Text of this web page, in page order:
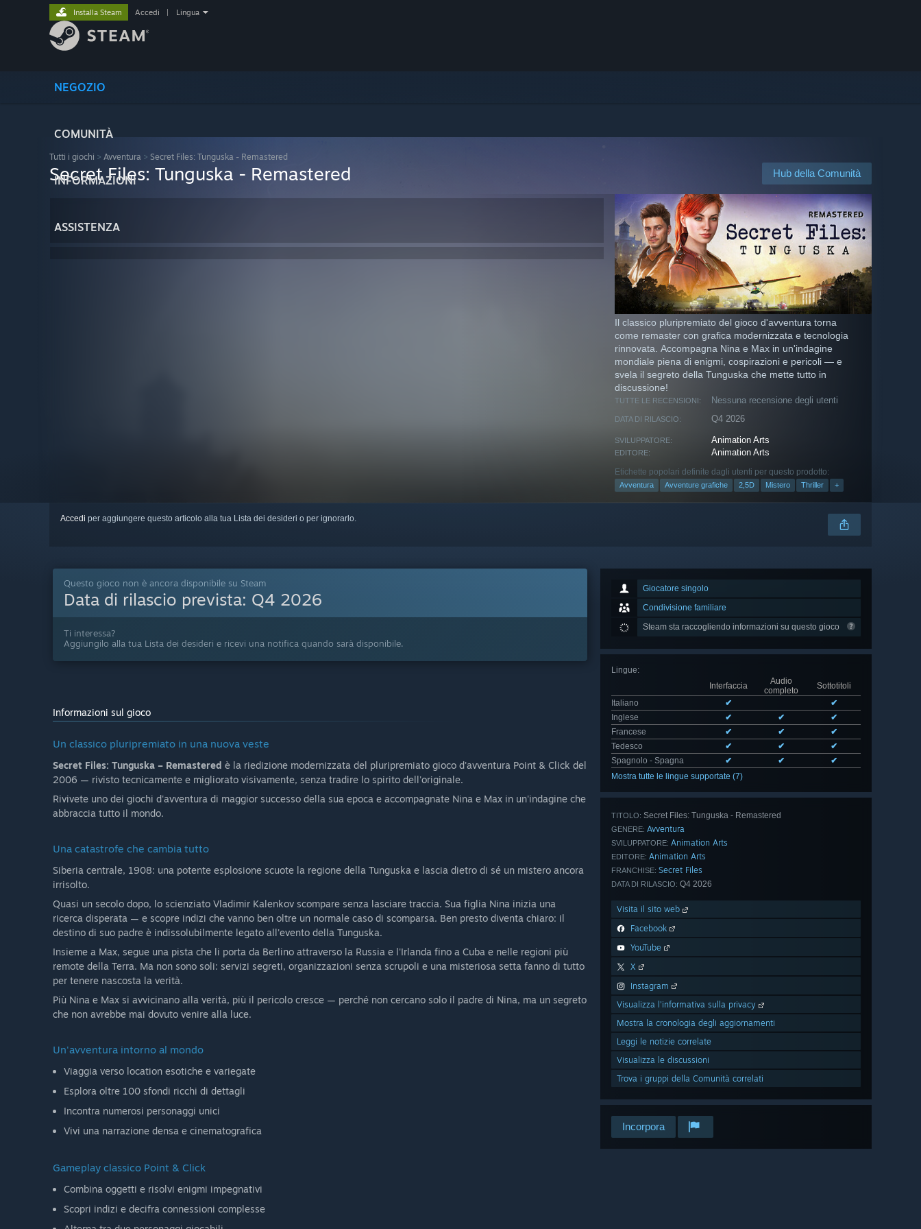
NEGOZIO
COMUNITÀ
INFORMAZIONI
ASSISTENZA
Installa Steam Accedi Lingua
Tutti i giochi > Avventura > Secret Files: Tunguska - Remastered
Hub della Comunità
Secret Files: Tunguska - Remastered
Il classico pluripremiato del gioco d'avventura torna
come remaster con grafica modernizzata e tecnologia
rinnovata. Accompagna Nina e Max in un'indagine
mondiale piena di enigmi, cospirazioni e pericoli — e
svela il segreto della Tunguska che mette tutto in
discussione!
TUTTE LE RECENSIONI: Nessuna recensione degli utenti
DATA DI RILASCIO: Q4 2026
SVILUPPATORE: Animation Arts
EDITORE: Animation Arts
Etichette popolari definite dagli utenti per questo prodotto:
Avventura Avventure grafiche 2,5D Mistero Thriller +
Accedi per aggiungere questo articolo alla tua Lista dei desideri o per ignorarlo.
Giocatore singolo
Condivisione familiare
Steam sta raccogliendo informazioni su questo gioco
Lingue:
Interfaccia
Audio
completo
Sottotitoli
Italiano
✔
✔
Inglese
✔ ✔
✔
Francese
✔ ✔
✔
Tedesco
✔ ✔
✔
Spagnolo - Spagna
✔ ✔
✔
Mostra tutte le lingue supportate (7)
TITOLO: Secret Files: Tunguska - Remastered
GENERE: Avventura
SVILUPPATORE: Animation Arts
EDITORE: Animation Arts
FRANCHISE: Secret Files
DATA DI RILASCIO: Q4 2026
Visita il sito web
Facebook
YouTube
X
Instagram
Visualizza l'informativa sulla privacy
Mostra la cronologia degli aggiornamenti
Leggi le notizie correlate
Visualizza le discussioni
Trova i gruppi della Comunità correlati
Incorpora
Questo gioco non è ancora disponibile su Steam
Data di rilascio prevista: Q4 2026
Ti interessa?
Aggiungilo alla tua Lista dei desideri e ricevi una notifica quando sarà disponibile.
Informazioni sul gioco
Un classico pluripremiato in una nuova veste
Secret Files: Tunguska – Remastered è la riedizione modernizzata del pluripremiato gioco d'avventura Point & Click del
2006 — rivisto tecnicamente e migliorato visivamente, senza tradire lo spirito dell'originale.
Rivivete uno dei giochi d'avventura di maggior successo della sua epoca e accompagnate Nina e Max in un'indagine che
abbraccia tutto il mondo.
Una catastrofe che cambia tutto
Siberia centrale, 1908: una potente esplosione scuote la regione della Tunguska e lascia dietro di sé un mistero ancora
irrisolto.
Quasi un secolo dopo, lo scienziato Vladimir Kalenkov scompare senza lasciare traccia. Sua figlia Nina inizia una
ricerca disperata — e scopre indizi che vanno ben oltre un normale caso di scomparsa. Ben presto diventa chiaro: il
destino di suo padre è indissolubilmente legato all'evento della Tunguska.
Insieme a Max, segue una pista che li porta da Berlino attraverso la Russia e l'Irlanda fino a Cuba e nelle regioni più
remote della Terra. Ma non sono soli: servizi segreti, organizzazioni senza scrupoli e una misteriosa setta fanno di tutto
per tenere nascosta la verità.
Più Nina e Max si avvicinano alla verità, più il pericolo cresce — perché non cercano solo il padre di Nina, ma un segreto
che non avrebbe mai dovuto venire alla luce.
Un'avventura intorno al mondo
Viaggia verso location esotiche e variegate
Esplora oltre 100 sfondi ricchi di dettagli
Incontra numerosi personaggi unici
Vivi una narrazione densa e cinematografica
Gameplay classico Point & Click
Combina oggetti e risolvi enigmi impegnativi
Scopri indizi e decifra connessioni complesse